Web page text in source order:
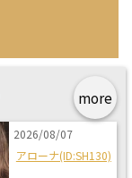
more
2026/08/07
アローナ(ID:SH130)